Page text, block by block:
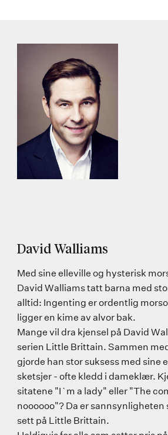
David Walliams
Med sine elleville og hysterisk
David Walliams tatt barna med
alltid: Ingenting er ordentlig
ligger en kime av alvor bak.
Mange vil dra kjensel på David
serien Little Brittain. Sammen
gjorde han stor suksess med sine
sketsjer - ofte kledd i dameklær.
sitatene "I`m a lady" eller "The
noooooo"? Da er sannsynligheten
sett på Little Brittain.